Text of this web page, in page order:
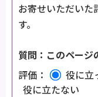
お寄せいただいた
す。
質問：このページ
評価：
役に立
役に立たない